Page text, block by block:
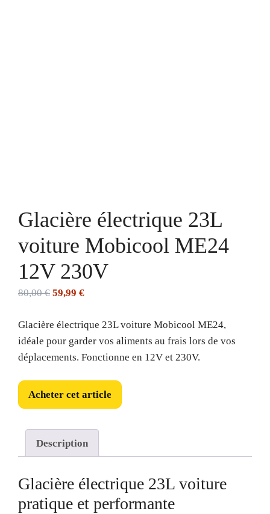
Glacière électrique 23L
voiture Mobicool ME24
12V 230V
80,00€ Le
initial
était :
80,00 €.
59,99 €Le
actuel
est :
59,99 €.
Glacière électrique 23L voiture Mobicool ME24,
idéale pour garder vos aliments au frais lors de vos
déplacements. Fonctionne en 12V et 230V.
Acheter cet article
Description
Glacière électrique 23L voiture
pratique et performante